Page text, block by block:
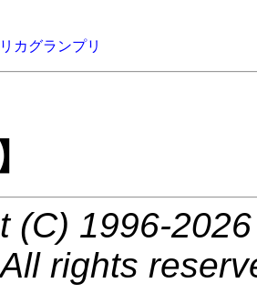
カグランプリ
(C) 1996-
rights